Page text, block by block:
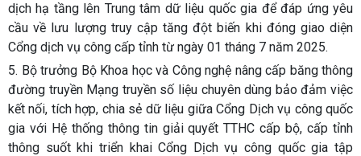
dịch hạ tầng lên Trung tâm dữ liệu quốc gia để đáp ứng yêu
cầu về lưu lượng truy cập tăng đột biến khi đóng giao diện
Cổng dịch vụ công cấp tỉnh từ ngày 01 tháng 7 năm 2025.
5. Bộ trưởng Bộ Khoa học và Công nghệ nâng cấp băng thông
đường truyền Mạng truyền số liệu chuyên dùng bảo đảm việc
kết nối, tích hợp, chia sẻ dữ liệu giữa Cổng Dịch vụ công quốc
gia với Hệ thống thông tin giải quyết TTHC cấp bộ, cấp tỉnh
thông suốt khi triển khai Cổng Dịch vụ công quốc gia tập